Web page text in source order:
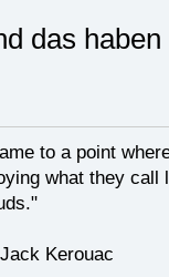
das
to a point
what they call
Kerouac